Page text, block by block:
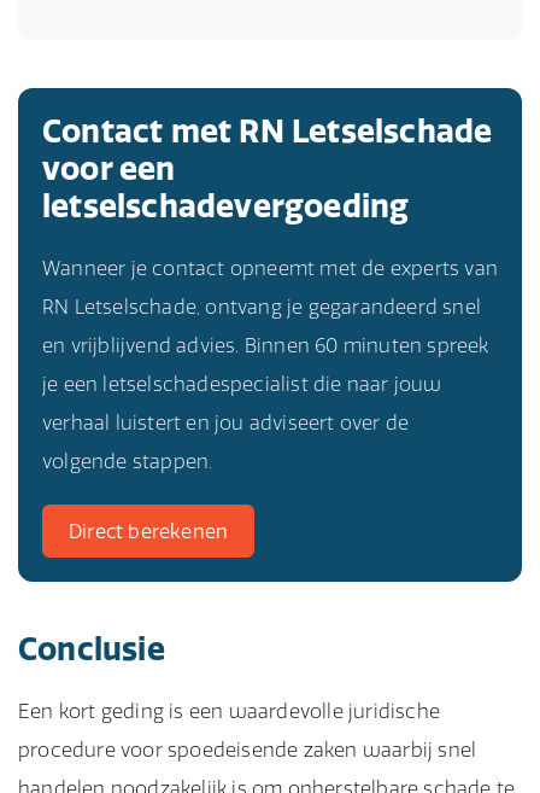
Contact met RN Letselschade
voor een
letselschadevergoeding
Wanneer je contact opneemt met de experts van
RN Letselschade, ontvang je gegarandeerd snel
en vrijblijvend advies. Binnen 60 minuten spreek
je een letselschadespecialist die naar jouw
verhaal luistert en jou adviseert over de
volgende stappen.
Direct berekenen
Conclusie
Een kort geding is een waardevolle juridische
procedure voor spoedeisende zaken waarbij snel
handelen noodzakelijk is om onherstelbare schade te